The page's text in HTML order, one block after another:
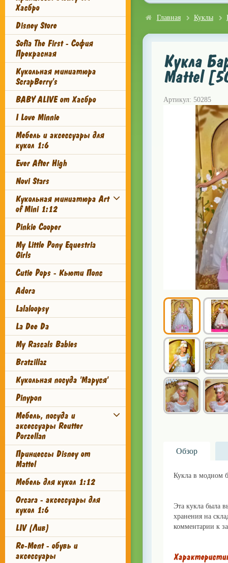
Хасбро
Disney Store
Sofia The First - София
Прекрасная
Кукольная миниатюра
ScrapBerry's
BABY ALIVE от Хасбро
I Love Minnie
Мебель и аксессуары для
кукол 1:6
Ever After High
Novi Stars
Кукольная миниатюра Art
of Mini 1:12
Pinkie Cooper
My Little Pony Equestria
Girls
Cutie Pops - Кьюти Попс
Adora
Lalaloopsy
La Dee Da
My Rascals Babies
Bratzillaz
Кукольная посуда 'Маруся'
Pinypon
Мебель, посуда и
аксессуары Reutter
Porzellan
Принцессы Disney от
Mattel
Мебель для кукол 1:12
Orcara - аксессуары для
кукол 1:6
LIV (Лив)
Re-Ment - обувь и
аксессуары
Главная Куклы
Кукла
Mattel
Артикул: 50285
Обзор
Кукла в модном
Эта кукла была
хранения на
комментарии к